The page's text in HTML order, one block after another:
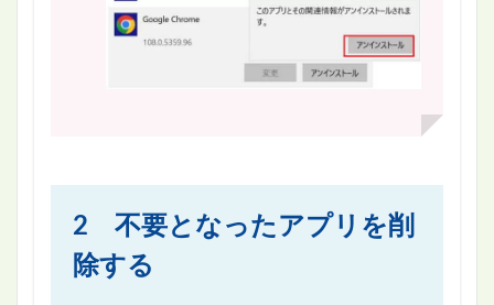
2 不要となったアプリを削
除する